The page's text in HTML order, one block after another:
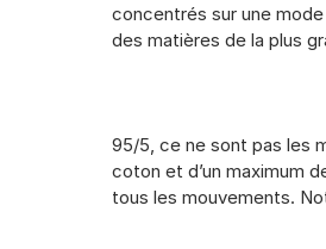
concentrés sur une
des matières de la plus
95/5, ce ne sont pas les
coton et d’un maximum
tous les mouvements.